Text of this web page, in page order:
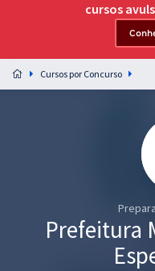
Preparação completa e
residências em saúde do Brasil
cursos
Cursos por Concurso
Prefeitura